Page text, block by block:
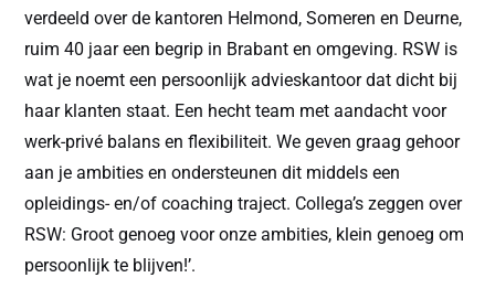
verdeeld over de kantoren Helmond, Someren en Deurne,
ruim 40 jaar een begrip in Brabant en omgeving. RSW is
wat je noemt een persoonlijk advieskantoor dat dicht bij
haar klanten staat. Een hecht team met aandacht voor
werk-privé balans en flexibiliteit. We geven graag gehoor
aan je ambities en ondersteunen dit middels een
opleidings- en/of coaching traject. Collega’s zeggen over
RSW: Groot genoeg voor onze ambities, klein genoeg om
persoonlijk te blijven!’.